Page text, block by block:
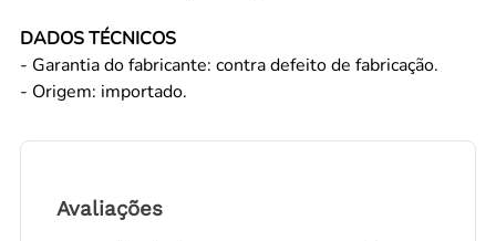
DADOS TÉCNICOS
- Garantia do fabricante: contra defeito de fabricação.
- Origem: importado.
Avaliações